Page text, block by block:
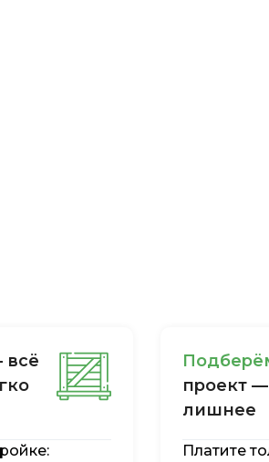
всё
пpoeкт
лишнee
Платите